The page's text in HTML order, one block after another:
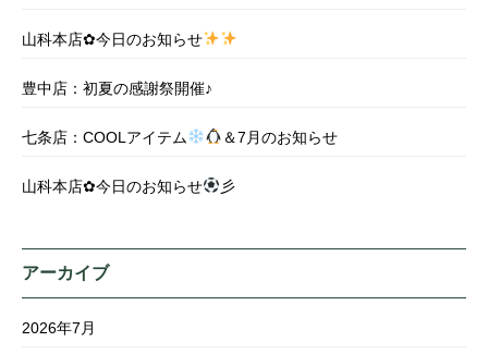
山科本店✿今日のお知らせ
豊中店：初夏の感謝祭開催♪
七条店：COOLアイテム ＆7月のお知らせ
山科本店✿今日のお知らせ 彡
アーカイブ
2026年7月